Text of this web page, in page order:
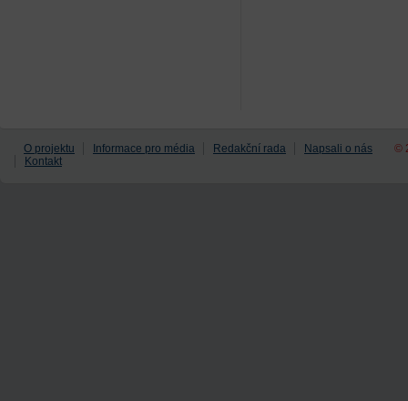
©
O projektu Informace pro média Redakční rada
Napsali o nás
Kontakt